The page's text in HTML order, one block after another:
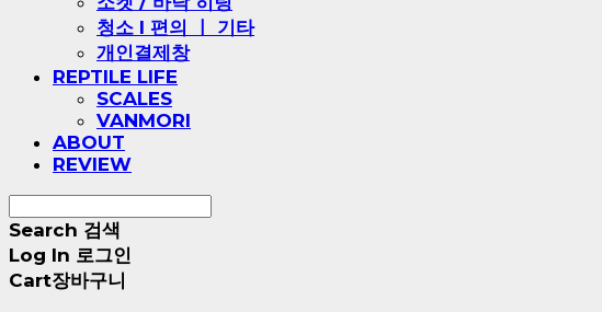
청소 l 편의 ㅣ 기타
개인결제창
REPTILE LIFE
SCALES
VANMORI
ABOUT
REVIEW
Search 검색
Log In 로그인
Cart장바구니